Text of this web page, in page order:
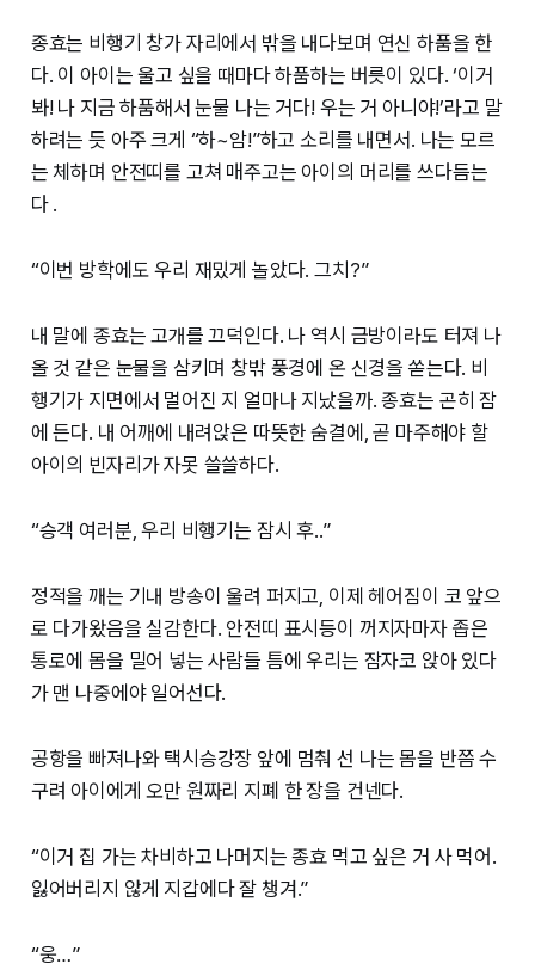
종효는 비행기 창가 자리에서 밖을 내다보며 연신 하품을 한
다. 이 아이는 울고 싶을 때마다 하품하는 버릇이 있다. ‘이거
봐! 나 지금 하품해서 눈물 나는 거다! 우는 거 아니야!’라고 말
하려는 듯 아주 크게 “하~암!”하고 소리를 내면서. 나는 모르
는 체하며 안전띠를 고쳐 매주고는 아이의 머리를 쓰다듬는
다 .
“이번 방학에도 우리 재밌게 놀았다. 그치?”
내 말에 종효는 고개를 끄덕인다. 나 역시 금방이라도 터져 나
올 것 같은 눈물을 삼키며 창밖 풍경에 온 신경을 쏟는다. 비
행기가 지면에서 멀어진 지 얼마나 지났을까. 종효는 곤히 잠
에 든다. 내 어깨에 내려앉은 따뜻한 숨결에, 곧 마주해야 할
아이의 빈자리가 자못 쓸쓸하다.
“승객 여러분, 우리 비행기는 잠시 후..”
정적을 깨는 기내 방송이 울려 퍼지고, 이제 헤어짐이 코 앞으
로 다가왔음을 실감한다. 안전띠 표시등이 꺼지자마자 좁은
통로에 몸을 밀어 넣는 사람들 틈에 우리는 잠자코 앉아 있다
가 맨 나중에야 일어선다.
공항을 빠져나와 택시승강장 앞에 멈춰 선 나는 몸을 반쯤 수
구려 아이에게 오만 원짜리 지폐 한 장을 건넨다.
“이거 집 가는 차비하고 나머지는 종효 먹고 싶은 거 사 먹어.
잃어버리지 않게 지갑에다 잘 챙겨.”
“웅…”